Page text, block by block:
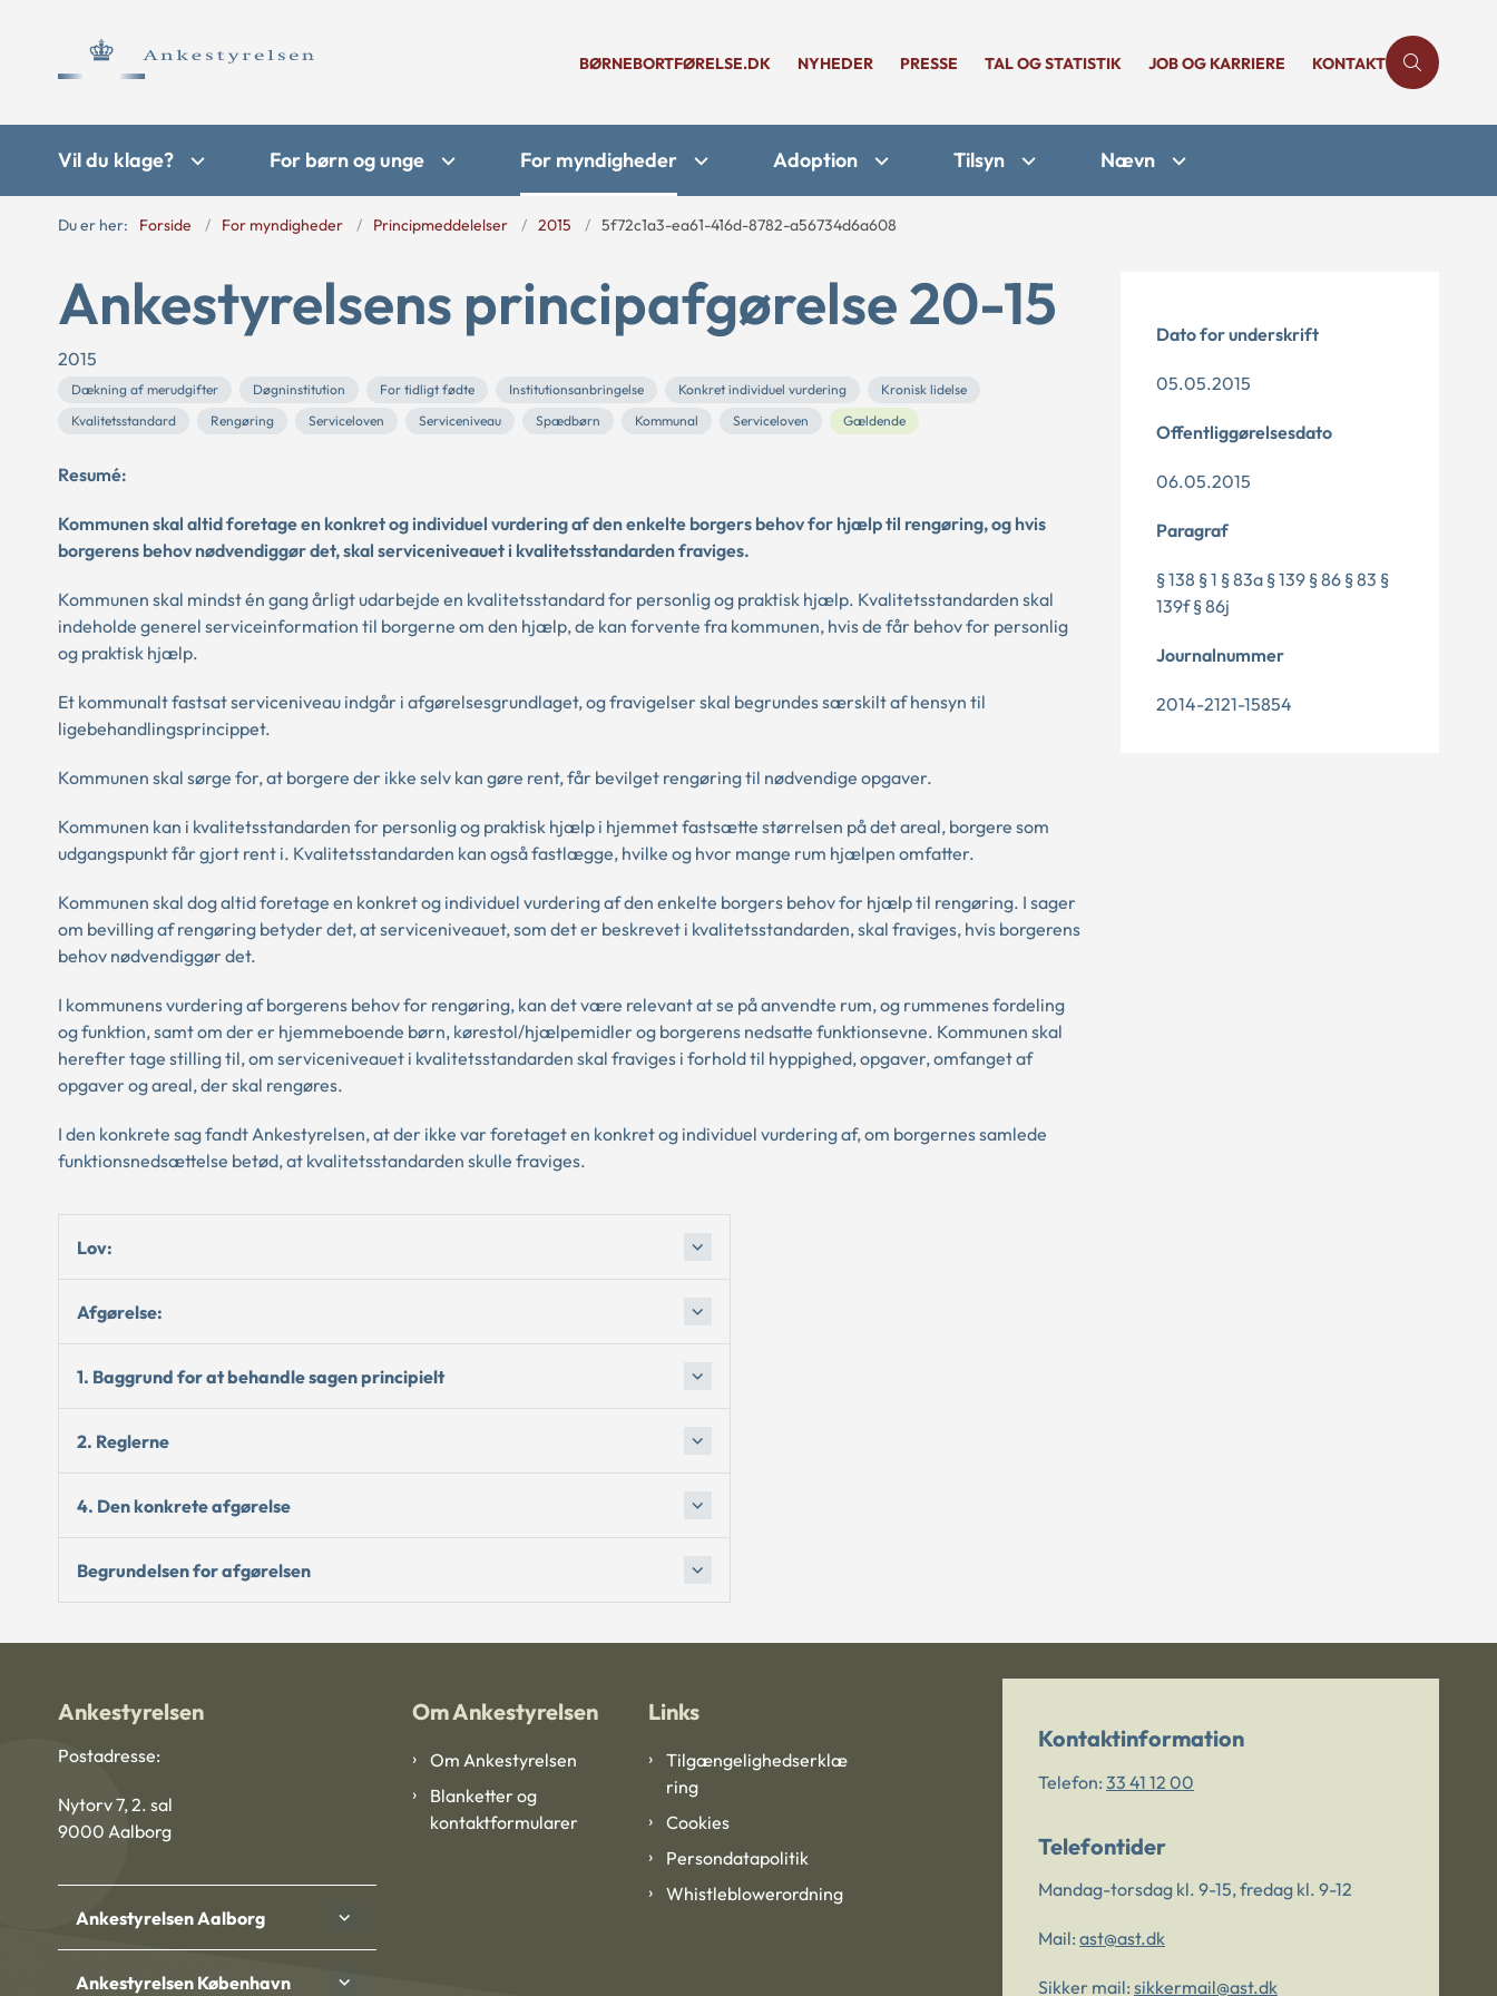
BØRNEBORTFØRELSE.DK NYHEDER PRESSE TAL OG STATISTIK JOB OG KARRIERE KONTAKT
Vil du klage? For børn og unge For myndigheder Adoption Tilsyn Nævn
Du er her: Forside For myndigheder Principmeddelelser 2015 5f72c1a3-ea61-416d-8782-a56734d6a608
Ankestyrelsens principafgørelse 20-15
2015
Dækning af merudgifter Døgninstitution For tidligt fødte Institutionsanbringelse Konkret individuel vurdering
Kronisk lidelse
Kvalitetsstandard
Rengøring Serviceloven Serviceniveau Spædbørn Kommunal Serviceloven Gældende
Resumé:
Kommunen skal altid foretage en konkret og individuel vurdering af den enkelte borgers behov for hjælp til rengøring, og hvis
borgerens behov nødvendiggør det, skal serviceniveauet i kvalitetsstandarden fraviges.
Kommunen skal mindst én gang årligt udarbejde en kvalitetsstandard for personlig og praktisk hjælp. Kvalitetsstandarden skal
indeholde generel serviceinformation til borgerne om den hjælp, de kan forvente fra kommunen, hvis de får behov for personlig
og praktisk hjælp.
Et kommunalt fastsat serviceniveau indgår i afgørelsesgrundlaget, og fravigelser skal begrundes særskilt af hensyn til
ligebehandlingsprincippet.
Kommunen skal sørge for, at borgere der ikke selv kan gøre rent, får bevilget rengøring til nødvendige opgaver.
Kommunen kan i kvalitetsstandarden for personlig og praktisk hjælp i hjemmet fastsætte størrelsen på det areal, borgere som
udgangspunkt får gjort rent i. Kvalitetsstandarden kan også fastlægge, hvilke og hvor mange rum hjælpen omfatter.
Kommunen skal dog altid foretage en konkret og individuel vurdering af den enkelte borgers behov for hjælp til rengøring. I sager
om bevilling af rengøring betyder det, at serviceniveauet, som det er beskrevet i kvalitetsstandarden, skal fraviges, hvis borgerens
behov nødvendiggør det.
I kommunens vurdering af borgerens behov for rengøring, kan det være relevant at se på anvendte rum, og rummenes fordeling
og funktion, samt om der er hjemmeboende børn, kørestol/hjælpemidler og borgerens nedsatte funktionsevne. Kommunen skal
herefter tage stilling til, om serviceniveauet i kvalitetsstandarden skal fraviges i forhold til hyppighed, opgaver, omfanget af
opgaver og areal, der skal rengøres.
I den konkrete sag fandt Ankestyrelsen, at der ikke var foretaget en konkret og individuel vurdering af, om borgernes samlede
funktionsnedsættelse betød, at kvalitetsstandarden skulle fraviges.
Lov:
Afgørelse:
1. Baggrund for at behandle sagen principielt
2. Reglerne
4. Den konkrete afgørelse
Begrundelsen for afgørelsen
Dato for underskrift
05.05.2015
Offentliggørelsesdato
06.05.2015
Paragraf
§ 138 § 1 § 83a § 139 § 86 § 83 §
139f § 86j
Journalnummer
2014-2121-15854
Ankestyrelsen
Postadresse:
Nytorv 7, 2. sal
9000 Aalborg
Ankestyrelsen Aalborg
Ankestyrelsen København
Om Ankestyrelsen
Om Ankestyrelsen
Blanketter og
kontaktformularer
Links
Tilgængelighedserklæ
ring
Cookies
Persondatapolitik
Whistleblowerordning
Kontaktinformation
Telefon: 33 41 12 00
Telefontider
Mandag-torsdag kl. 9-15, fredag kl. 9-12
Mail: ast@ast.dk
Sikker mail: sikkermail@ast.dk